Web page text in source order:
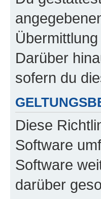
Darüber
sofern du
Diese
Software
Software
darüber